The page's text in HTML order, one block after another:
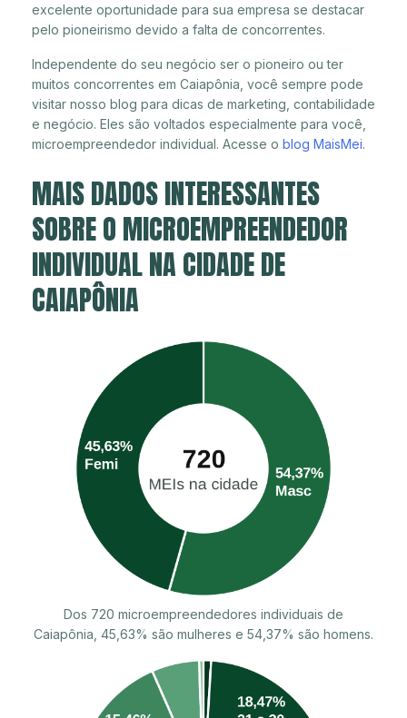
excelente oportunidade para sua empresa se destacar
pelo pioneirismo devido a falta de concorrentes.
Independente do seu negócio ser o pioneiro ou ter
muitos concorrentes em Caiapônia, você sempre pode
visitar nosso blog para dicas de marketing, contabilidade
e negócio. Eles são voltados especialmente para você,
microempreendedor individual. Acesse o blog MaisMei.
MAIS DADOS INTERESSANTES
SOBRE O MICROEMPREENDEDOR
INDIVIDUAL NA CIDADE DE
CAIAPÔNIA
Dos 720 microempreendedores individuais de
Caiapônia, 45,63% são mulheres e 54,37% são homens.